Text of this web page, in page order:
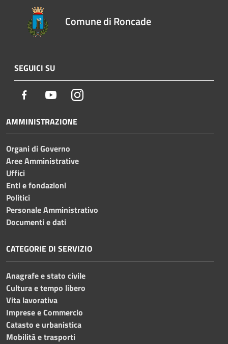
Comune di Roncade
SEGUICI SU
Facebook YoutubeInstagram
AMMINISTRAZIONE
Organi di Governo
Aree Amministrative
Uffici
Enti e fondazioni
Politici
Personale Amministrativo
Documenti e dati
CATEGORIE DI SERVIZIO
Anagrafe e stato civile
Cultura e tempo libero
Vita lavorativa
Imprese e Commercio
Catasto e urbanistica
Mobilità e trasporti